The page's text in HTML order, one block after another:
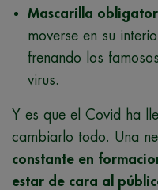
Mascarilla
moverse en su
frenando los
virus.
Y es que el Covid ha
cambiarlo todo. Una
constante en
estar de cara al